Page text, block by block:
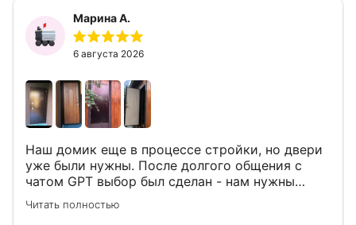
Марина А.
6 августа 2026
Наш домик еще в процессе стройки, но двери
уже были нужны. После долгого общения с
чатом GPT выбор был сделан - нам нужны
двери Аргус Термо Композит, которые нашлись
в компании ДвериОпт . Менеджер Филипп
Читать полностью